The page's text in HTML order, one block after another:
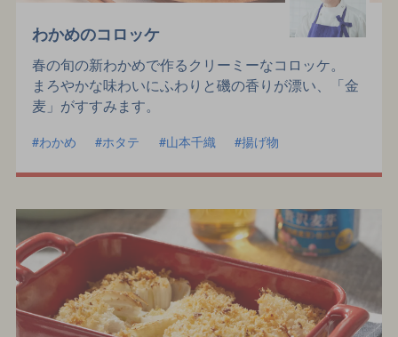
わかめのコロッケ
春の旬の新わかめで作るクリーミーなコロッケ。
まろやかな味わいにふわりと磯の香りが漂い、
「金
麦」がすすみます。
わかめ ホタテ 山本千織 揚げ物